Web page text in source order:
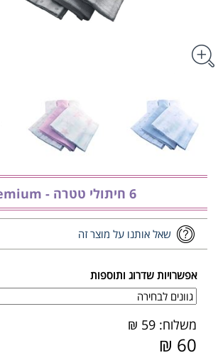
6 חיתולי טטרה - Premium
שאל אותנו על מוצר זה
אפשרויות שדרוג ותוספות
משלוח: 59 ₪
60 ₪